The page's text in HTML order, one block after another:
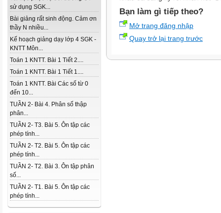
sử dụng SGK...
Bài giảng rất sinh động. Cảm ơn
thầy N nhiều...
Kế hoạch giảng dạy lớp 4 SGK -
KNTT Môn...
Toán 1 KNTT. Bài 1 Tiết 2....
Toán 1 KNTT. Bài 1 Tiết 1....
Toán 1 KNTT. Bài Các số từ 0
đến 10...
TUẦN 2- Bài 4. Phân số thập
phân...
TUẦN 2- T3. Bài 5. Ôn tập các
phép tính...
TUẦN 2- T2. Bài 5. Ôn tập các
phép tính...
TUẦN 2- T2. Bài 3. Ôn tập phân
số...
TUẦN 2- T1. Bài 5. Ôn tập các
phép tính...
Bạn làm gì tiếp theo?
Mở trang đăng nhập
Quay trở lại trang trước